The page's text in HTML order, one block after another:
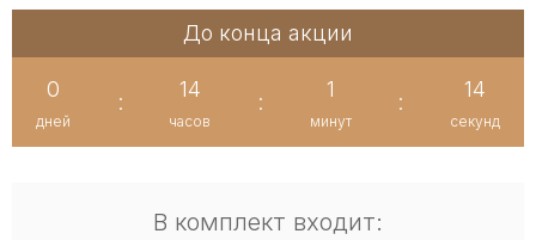
До конца акции
0
дней
:
14
часов
:
1
минут
:
14
секунд
В комплект входит: